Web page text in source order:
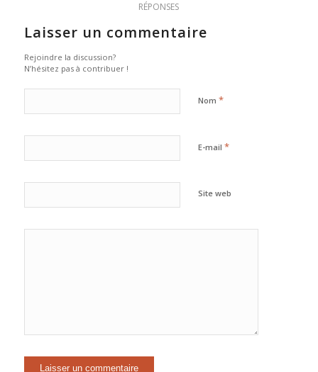
RÉPONSES
Laisser un commentaire
Rejoindre la discussion?
N’hésitez pas à contribuer !
Nom *
E-mail *
Site web